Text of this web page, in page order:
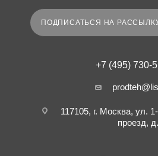
ПОДПИСАТЬСЯ НА
+7 (495) 730-
117105, г. Москва, ул.
проезд,